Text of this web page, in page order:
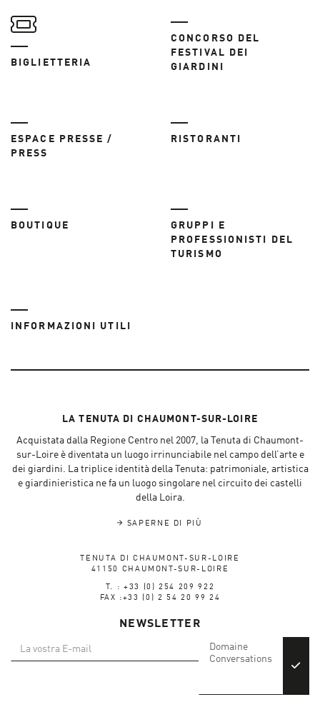
BIGLIETTERIA
CONCORSO DEL
FESTIVAL DEI
GIARDINI
ESPACE PRESSE /
PRESS
RISTORANTI
BOUTIQUE
GRUPPI E
PROFESSIONISTI DEL
TURISMO
INFORMAZIONI UTILI
LA TENUTA DI CHAUMONT-SUR-LOIRE
Acquistata dalla Regione Centro nel 2007, la Tenuta di Chaumont-
sur-Loire è diventata un luogo irrinunciabile nel campo dell’arte e
dei giardini. La triplice identità della Tenuta: patrimoniale, artistica
e giardinieristica ne fa un luogo singolare nel circuito dei castelli
della Loira.
SAPERNE DI PIÙ
TENUTA DI CHAUMONT-SUR-LOIRE
41150 CHAUMONT-SUR-LOIRE
T. : +33 (0) 254 209 922
FAX :+33 (0) 2 54 20 99 24
NEWSLETTER